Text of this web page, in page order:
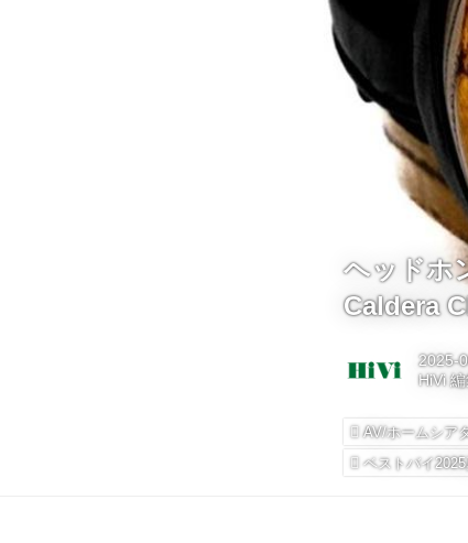
ヘッドホ
Caldera
2025-
HiVi
AV/ホームシア
ベストバイ2025